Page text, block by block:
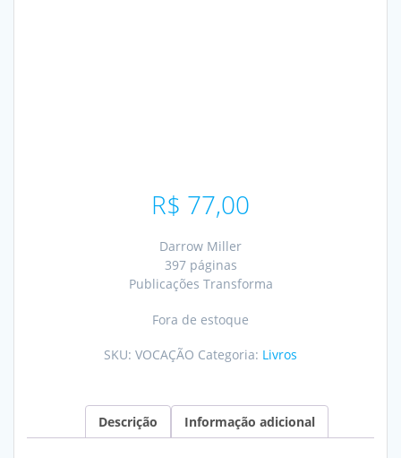
R$ 77,00
Darrow Miller
397 páginas
Publicações Transforma
Fora de estoque
SKU: VOCAÇÃO Categoria: Livros
Descrição Informação adicional